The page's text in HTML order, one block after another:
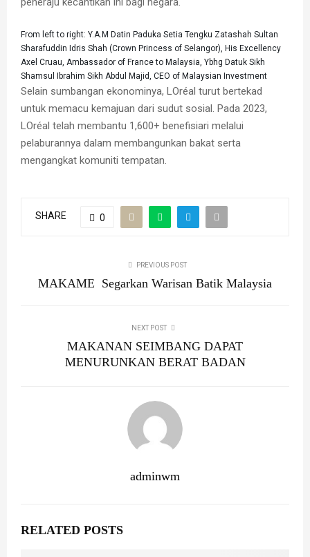
From left to right: Y.A.M Datin Paduka Setia Tengku Zatashah Sultan
Sharafuddin Idris Shah (Crown Princess of Selangor), His Excellency
Axel Cruau, Ambassador of France to Malaysia, Ybhg Datuk Sikh
Shamsul Ibrahim Sikh Abdul Majid, CEO of Malaysian Investment
Selain sumbangan ekonominya, LOréal turut bertekad
untuk memacu kemajuan dari sudut sosial. Pada 2023,
LOréal telah membantu 1,600+ benefisiari melalui
pelaburannya dalam membangunkan bakat serta
mengangkat komuniti tempatan.
SHARE 0
PREVIOUS POST
MAKAME Segarkan Warisan Batik Malaysia
NEXT POST
MAKANAN SEIMBANG DAPAT
MENURUNKAN BERAT BADAN
adminwm
RELATED POSTS